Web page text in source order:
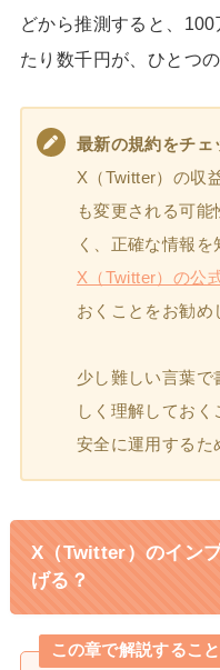
どから推測すると、
たり数千円が、ひとつ
最新の規約をチェ
X（Twitter）の収
も変更される可
く、正確な情報
X（Twitter）の公
おくことをお勧め
少し難しい言葉で
しく理解してお
安全に運用するた
X（Twitter）のイン
げる？
この章で解説すること